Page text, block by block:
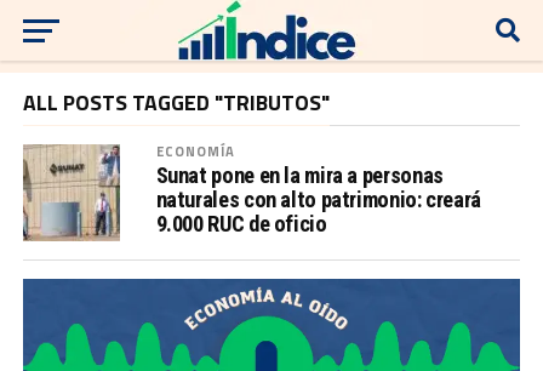
ALL POSTS TAGGED "TRIBUTOS"
ECONOMÍA
Sunat pone en la mira a personas
naturales con alto patrimonio: creará
9.000 RUC de oficio